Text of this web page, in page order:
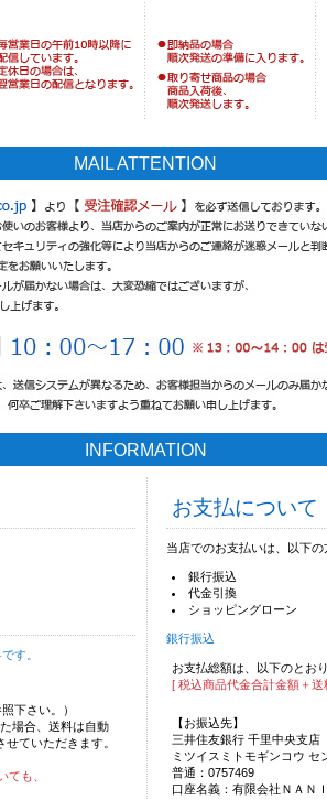
MAIL ATTENTION
INFORMATION
す。
下さい。）
場合、送料は自動
ていただきます。
も、
お支払について
当店でのお支払いは、以下の
銀行振込
代金引換
ショッピングローン
銀行振込
お支払総額は、以下のとおり
[ 税込商品代金合計金額＋送
【お振込先】
三井住友銀行 千里中央支店
ミツイスミトモギンコウ セ
普通：0757469
口座名義：有限会社ＮＡＮ